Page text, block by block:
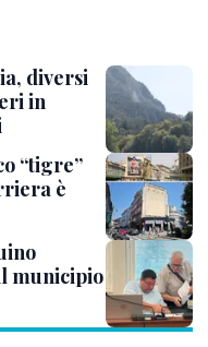
diversi
in
“tigre”
è
municipio